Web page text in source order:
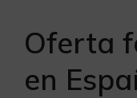
Oferta
en